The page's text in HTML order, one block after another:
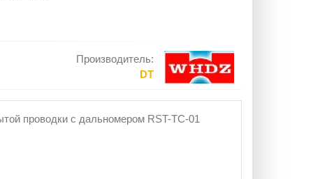
Производитель:
DT
проводки с дальномером RST-TC-01